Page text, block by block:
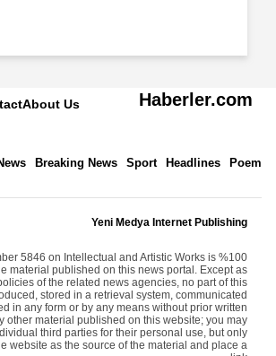
Haberler.com
About Us
Poem
Headlines
Sport
Breaking News
News
Yeni Medya Internet Publishing
5846 on Intellectual and Artistic Works is %100
material published on this news portal. Except as
policies of the related news agencies, no part of this
stored in a retrieval system, communicated
in any form or by any means without prior written
other material published on this website; you may
individual third parties for their personal use, but only
website as the source of the material and place a